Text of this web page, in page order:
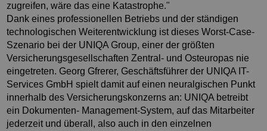
zugreifen, wäre das eine Katastrophe."
Dank eines professionellen Betriebs und der ständigen
technologischen Weiterentwicklung ist dieses Worst-Case-
Szenario bei der UNIQA Group, einer der größten
Versicherungsgesellschaften Zentral- und Osteuropas nie
eingetreten. Georg Gfrerer, Geschäftsführer der UNIQA IT-
Services GmbH spielt damit auf einen neuralgischen Punkt
innerhalb des Versicherungskonzerns an: UNIQA betreibt
ein Dokumenten- Management-System, auf das Mitarbeiter
jederzeit und überall, also auch in den einzelnen